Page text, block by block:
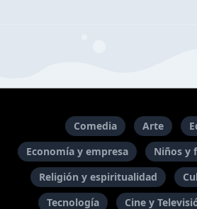
Comedia Arte
Economía y empresa
Niños y
Religión y espiritualidad
Tecnología
Cine y